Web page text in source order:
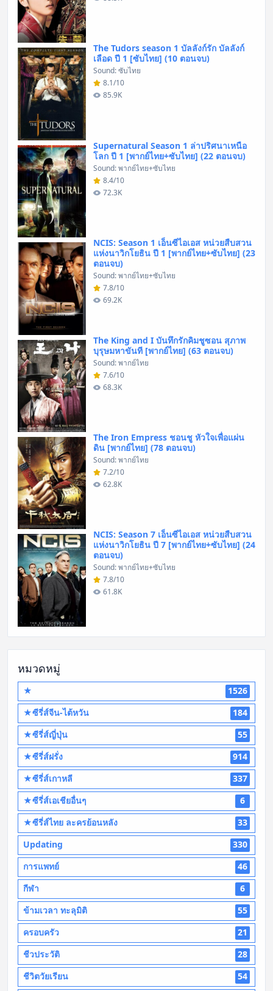
The Tudors season 1 บัลลังก์รัก บัลลังก์
เลือด ปี 1 [ซับไทย] (10 ตอนจบ)
Sound: ซับไทย
8.1/10
85.9K
Supernatural Season 1 ล่าปริศนาเหนือ
โลก ปี 1 [พากย์ไทย+ซับไทย] (22 ตอนจบ)
Sound: พากย์ไทย+ซับไทย
8.4/10
72.3K
NCIS: Season 1 เอ็นซีไอเอส หน่วยสืบสวน
แห่งนาวิกโยธิน ปี 1 [พากย์ไทย+ซับไทย] (23
ตอนจบ)
Sound: พากย์ไทย+ซับไทย
7.8/10
69.2K
The King and I บันทึกรักคิมชูซอน สุภาพ
บุรุษมหาขันที [พากย์ไทย] (63 ตอนจบ)
Sound: พากย์ไทย
7.6/10
68.3K
The Iron Empress ชอนชู หัวใจเพื่อแผ่น
ดิน [พากย์ไทย] (78 ตอนจบ)
Sound: พากย์ไทย
7.2/10
62.8K
NCIS: Season 7 เอ็นซีไอเอส หน่วยสืบสวน
แห่งนาวิกโยธิน ปี 7 [พากย์ไทย+ซับไทย] (24
ตอนจบ)
Sound: พากย์ไทย+ซับไทย
7.8/10
61.8K
หมวดหมู่
★
1526
★ซีรี่ส์จีน-ไต้หวัน
184
★ซีรี่ส์ญี่ปุ่น
55
★ซีรี่ส์ฝรั่ง
914
★ซีรี่ส์เกาหลี
337
★ซีรี่ส์เอเชียอื่นๆ
6
★ซีรี่ส์ไทย ละครย้อนหลัง
33
Updating
330
การแพทย์
46
กีฬา
6
ข้ามเวลา ทะลุมิติ
55
ครอบครัว
21
ชีวประวัติ
28
ชีวิตวัยเรียน
54